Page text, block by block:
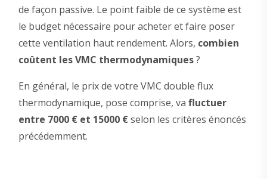
de façon passive. Le point faible de ce système est
le budget nécessaire pour acheter et faire poser
cette ventilation haut rendement. Alors, combien
coûtent les VMC thermodynamiques?
En général, le prix de votre VMC double flux
thermodynamique, pose comprise, va fluctuer
entre 7000 € et 15000 €selon les critères énoncés
précédemment.